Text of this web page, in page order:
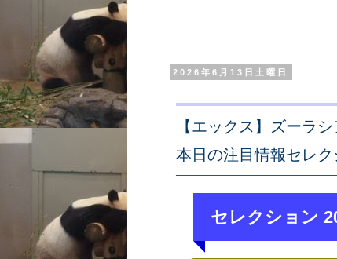
2026年6月13日土曜日
【エックス】ズーラ
本日の注目情報セレク
セレクション